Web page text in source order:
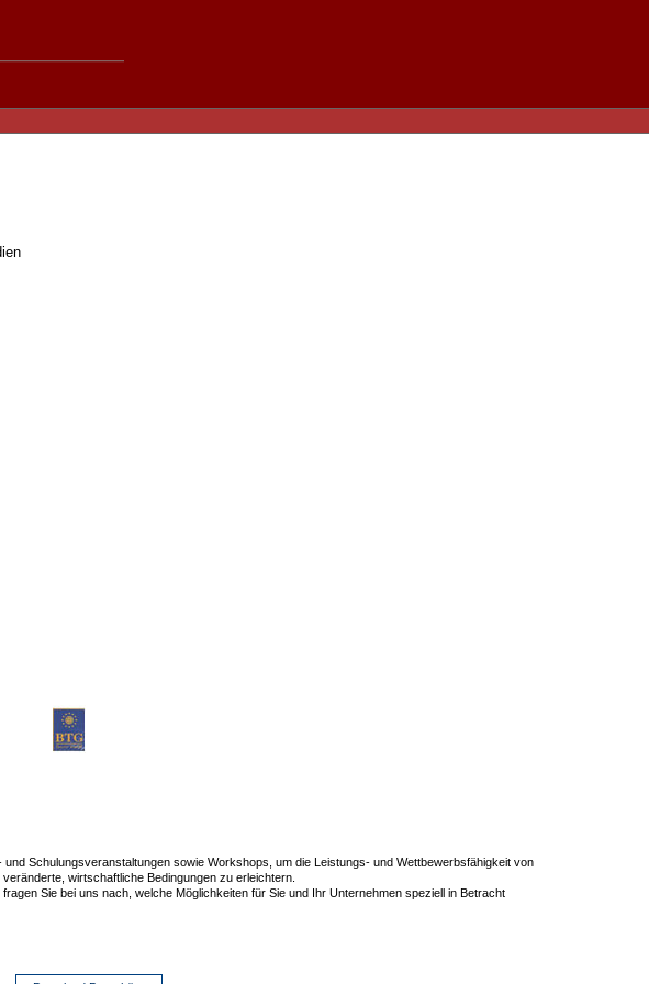
Schulungsveranstaltungen sowie Workshops, um die Leistungs- und Wettbewerbsfähigkeit von
wirtschaftliche Bedingungen zu erleichtern.
Sie bei uns nach, welche Möglichkeiten für Sie und Ihr Unternehmen speziell in Betracht